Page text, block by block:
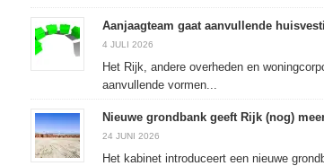
Aanjaagteam gaat aanvullende
4 JULI 2026
Het Rijk, andere overheden en
aanvullende vormen...
Nieuwe grondbank geeft Rijk (nog)
24 JUNI 2026
Het kabinet introduceert een nieuwe